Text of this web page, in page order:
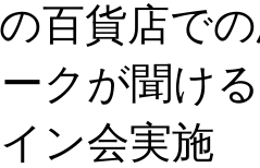
百貨店で
クが聞け
ン会実施